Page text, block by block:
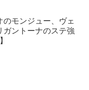
のモンジュー、ヴェ
ガントーナのステ強